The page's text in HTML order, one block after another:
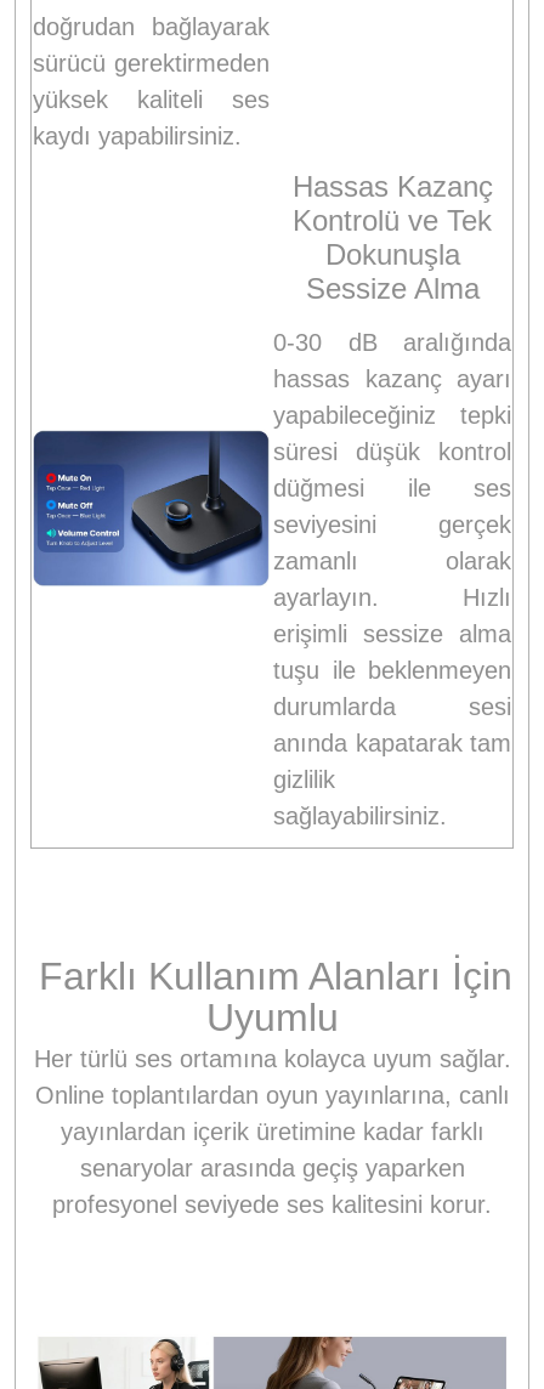
doğrudan bağlayarak
sürücü gerektirmeden
yüksek kaliteli ses
kaydı yapabilirsiniz.
Hassas Kazanç
Kontrolü ve Tek
Dokunuşla
Sessize Alma
0-30 dB aralığında
hassas kazanç ayarı
yapabileceğiniz tepki
süresi düşük kontrol
düğmesi ile ses
seviyesini gerçek
zamanlı olarak
ayarlayın. Hızlı
erişimli sessize alma
tuşu ile beklenmeyen
durumlarda sesi
anında kapatarak tam
gizlilik
sağlayabilirsiniz.
Farklı Kullanım Alanları İçin
Uyumlu
Her türlü ses ortamına kolayca uyum sağlar.
Online toplantılardan oyun yayınlarına, canlı
yayınlardan içerik üretimine kadar farklı
senaryolar arasında geçiş yaparken
profesyonel seviyede ses kalitesini korur.